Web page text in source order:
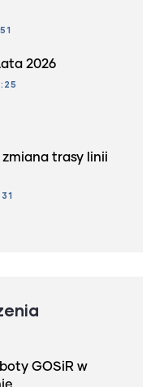
2026
trasy linii
GOSiR w